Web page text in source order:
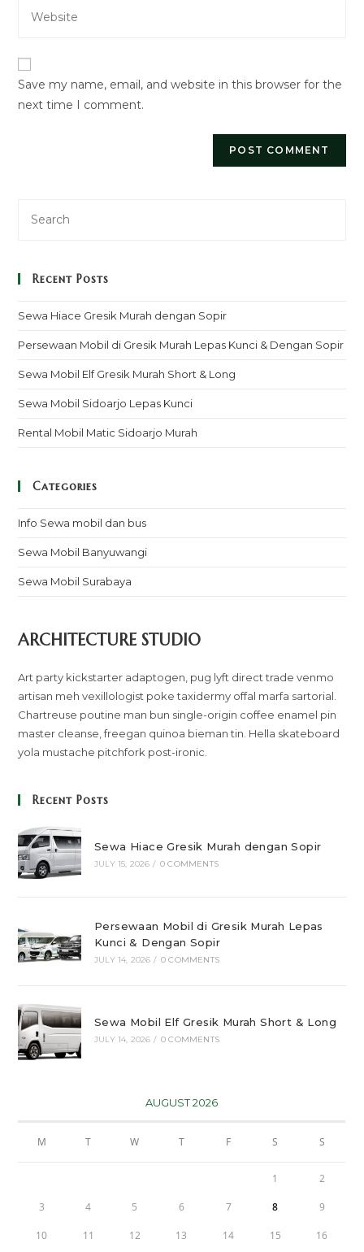
comment
address
your
URL
(optional)
Save my name, email, and website in this browser for the
next time I comment.
Recent Posts
Sewa Hiace Gresik Murah dengan Sopir
Persewaan Mobil di Gresik Murah Lepas Kunci & Dengan Sopir
Sewa Mobil Elf Gresik Murah Short & Long
Sewa Mobil Sidoarjo Lepas Kunci
Rental Mobil Matic Sidoarjo Murah
Categories
Info Sewa mobil dan bus
Sewa Mobil Banyuwangi
Sewa Mobil Surabaya
ARCHITECTURE STUDIO
Art party kickstarter adaptogen, pug lyft direct trade venmo
artisan meh vexillologist poke taxidermy offal marfa sartorial.
Chartreuse poutine man bun single-origin coffee enamel pin
master cleanse, freegan quinoa bieman tin. Hella skateboard
yola mustache pitchfork post-ironic.
Recent Posts
Sewa Hiace Gresik Murah dengan Sopir
JULY 15, 2026 / 0 COMMENTS
Persewaan Mobil di Gresik Murah Lepas
Kunci & Dengan Sopir
JULY 14, 2026 / 0 COMMENTS
Sewa Mobil Elf Gresik Murah Short & Long
JULY 14, 2026 / 0 COMMENTS
AUGUST 2026
M T W T F S S
1 2
3 4 5 6 7 8 9
10 11 12 13 14 15 16